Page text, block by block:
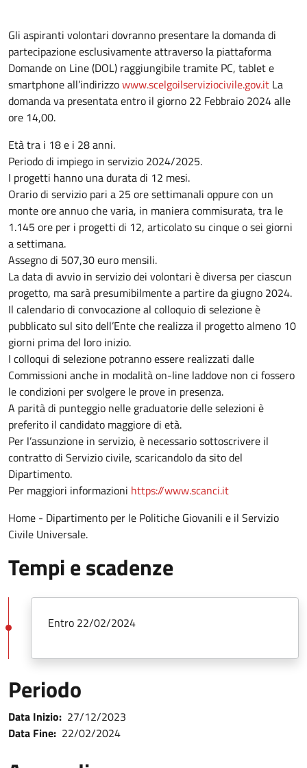
Gli aspiranti volontari dovranno presentare la domanda di
partecipazione esclusivamente attraverso la piattaforma
Domande on Line (DOL) raggiungibile tramite PC, tablet e
smartphone all’indirizzowww.scelgoilserviziocivile.gov.it La
domanda va presentata entro il giorno 22 Febbraio 2024 alle
ore 14,00.
Età tra i 18 e i 28 anni.
Periodo di impiego in servizio 2024/2025.
I progetti hanno una durata di 12 mesi.
Orario di servizio pari a 25 ore settimanali oppure con un
monte ore annuo che varia, in maniera commisurata, tra le
1.145 ore per i progetti di 12, articolato su cinque o sei giorni
a settimana.
Assegno di 507,30 euro mensili.
La data di avvio in servizio dei volontari è diversa per ciascun
progetto, ma sarà presumibilmente a partire da giugno 2024.
Il calendario di convocazione al colloquio di selezione è
pubblicato sul sito dell’Ente che realizza il progetto almeno 10
giorni prima del loro inizio.
I colloqui di selezione potranno essere realizzati dalle
Commissioni anche in modalità on-line laddove non ci fossero
le condizioni per svolgere le prove in presenza.
A parità di punteggio nelle graduatorie delle selezioni è
preferito il candidato maggiore di età.
Per l’assunzione in servizio, è necessario sottoscrivere il
contratto di Servizio civile, scaricandolo da sito del
Dipartimento.
Per maggiori informazioni https://www.scanci.it
Home - Dipartimento per le Politiche Giovanili e il Servizio
Civile Universale.
Tempi e scadenze
Entro 22/02/2024
Periodo
Data Inizio: 27/12/2023
Data Fine: 22/02/2024